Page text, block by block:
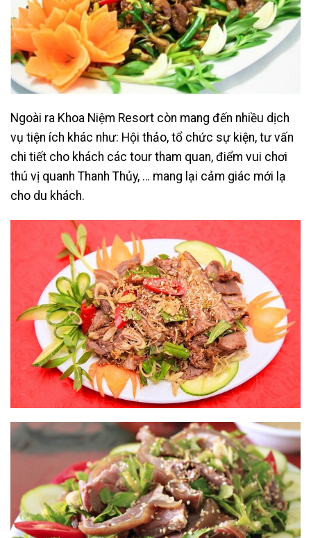
Ngoài ra Khoa Niệm Resort còn mang đến nhiều dịch
vụ tiện ích khác như: Hội thảo, tổ chức sự kiện, tư vấn
chi tiết cho khách các tour tham quan, điểm vui chơi
thú vị quanh Thanh Thủy, … mang lại cảm giác mới lạ
cho du khách.